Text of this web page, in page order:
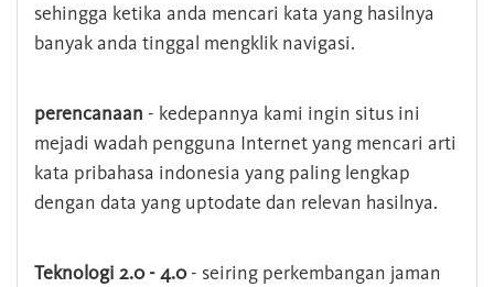
sehingga ketika anda mencari kata yang hasilnya
banyak anda tinggal mengklik navigasi.
perencanaan - kedepannya kami ingin situs ini
mejadi wadah pengguna Internet yang mencari arti
kata pribahasa indonesia yang paling lengkap
dengan data yang uptodate dan relevan hasilnya.
Teknologi 2.0 - 4.0- seiring perkembangan jaman